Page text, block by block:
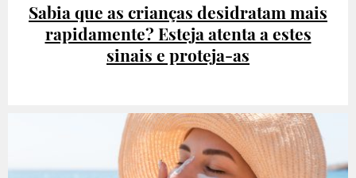
Sabia que as crianças desidratam mais
rapidamente? Esteja atenta a estes
sinais e proteja-as